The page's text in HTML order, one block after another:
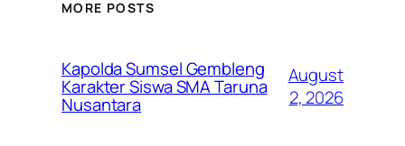
MORE POSTS
Kapolda Sumsel Gembleng
Karakter Siswa SMA Taruna
Nusantara
August
2, 2026